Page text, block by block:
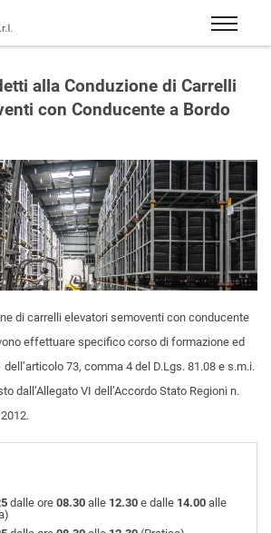
alla Conduzione di Carrelli
con Conducente a Bordo
di carrelli elevatori semoventi con conducente
effettuare specifico corso di formazione ed
73, comma 4 del D.Lgs. 81.08 e s.m.i.
dall’Allegato VI dell’Accordo Stato Regioni n.
dalle ore08.30 alle 12.30e dalle 14.00 alle